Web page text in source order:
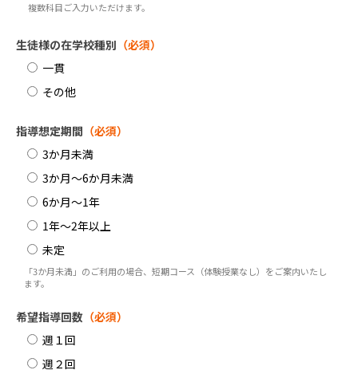
複数科目ご入力いただけます。
生徒様の在学校種別 （必須）
一貫
その他
指導想定期間 （必須）
3か月未満
3か月～6か月未満
6か月～1年
1年～2年以上
未定
「3か月未満」のご利用の場合、短期コース（体験授業なし）をご案内いたし
ます。
希望指導回数 （必須）
週１回
週２回